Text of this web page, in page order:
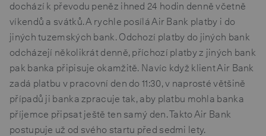
dochází k převodu peněz ihned 24 hodin denně včetně
víkendů a svátků. A rychle posílá Air Bank platby i do
jiných tuzemských bank. Odchozí platby do jiných bank
odcházejí několikrát denně, příchozí platby z jiných bank
pak banka připisuje okamžitě. Navíc když klient Air Bank
zadá platbu v pracovní den do 11:30, v naprosté většině
případů ji banka zpracuje tak, aby platbu mohla banka
příjemce připsat ještě ten samý den. Takto Air Bank
postupuje už od svého startu před sedmi lety.